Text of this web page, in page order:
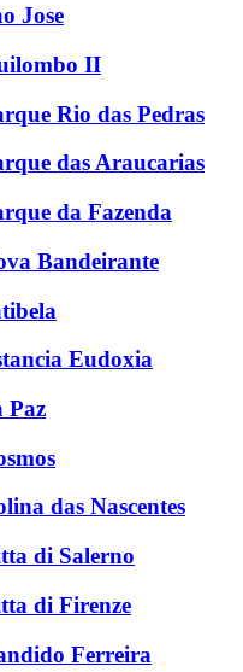
Jose
II
Rio das Pedras
das Araucarias
da Fazenda
Bandeirante
Eudoxia
Paz
das Nascentes
di Salerno
di Firenze
Ferreira